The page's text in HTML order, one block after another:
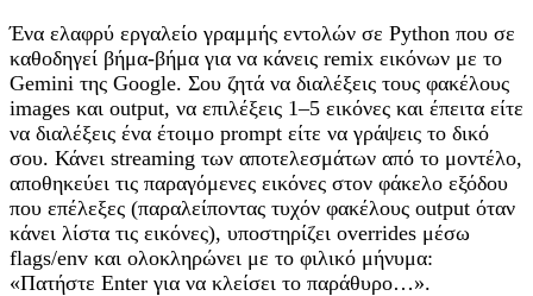
Ένα ελαφρύ εργαλείο γραμμής εντολών σε Python που σε
καθοδηγεί βήμα-βήμα για να κάνεις remix εικόνων με το
Gemini της Google. Σου ζητά να διαλέξεις τους φακέλους
images και output, να επιλέξεις 1–5 εικόνες και έπειτα είτε
να διαλέξεις ένα έτοιμο prompt είτε να γράψεις το δικό
σου. Κάνει streaming των αποτελεσμάτων από το μοντέλο,
αποθηκεύει τις παραγόμενες εικόνες στον φάκελο εξόδου
που επέλεξες (παραλείποντας τυχόν φακέλους output όταν
κάνει λίστα τις εικόνες), υποστηρίζει overrides μέσω
flags/env και ολοκληρώνει με το φιλικό μήνυμα:
«Πατήστε Enter για να κλείσει το παράθυρο…».